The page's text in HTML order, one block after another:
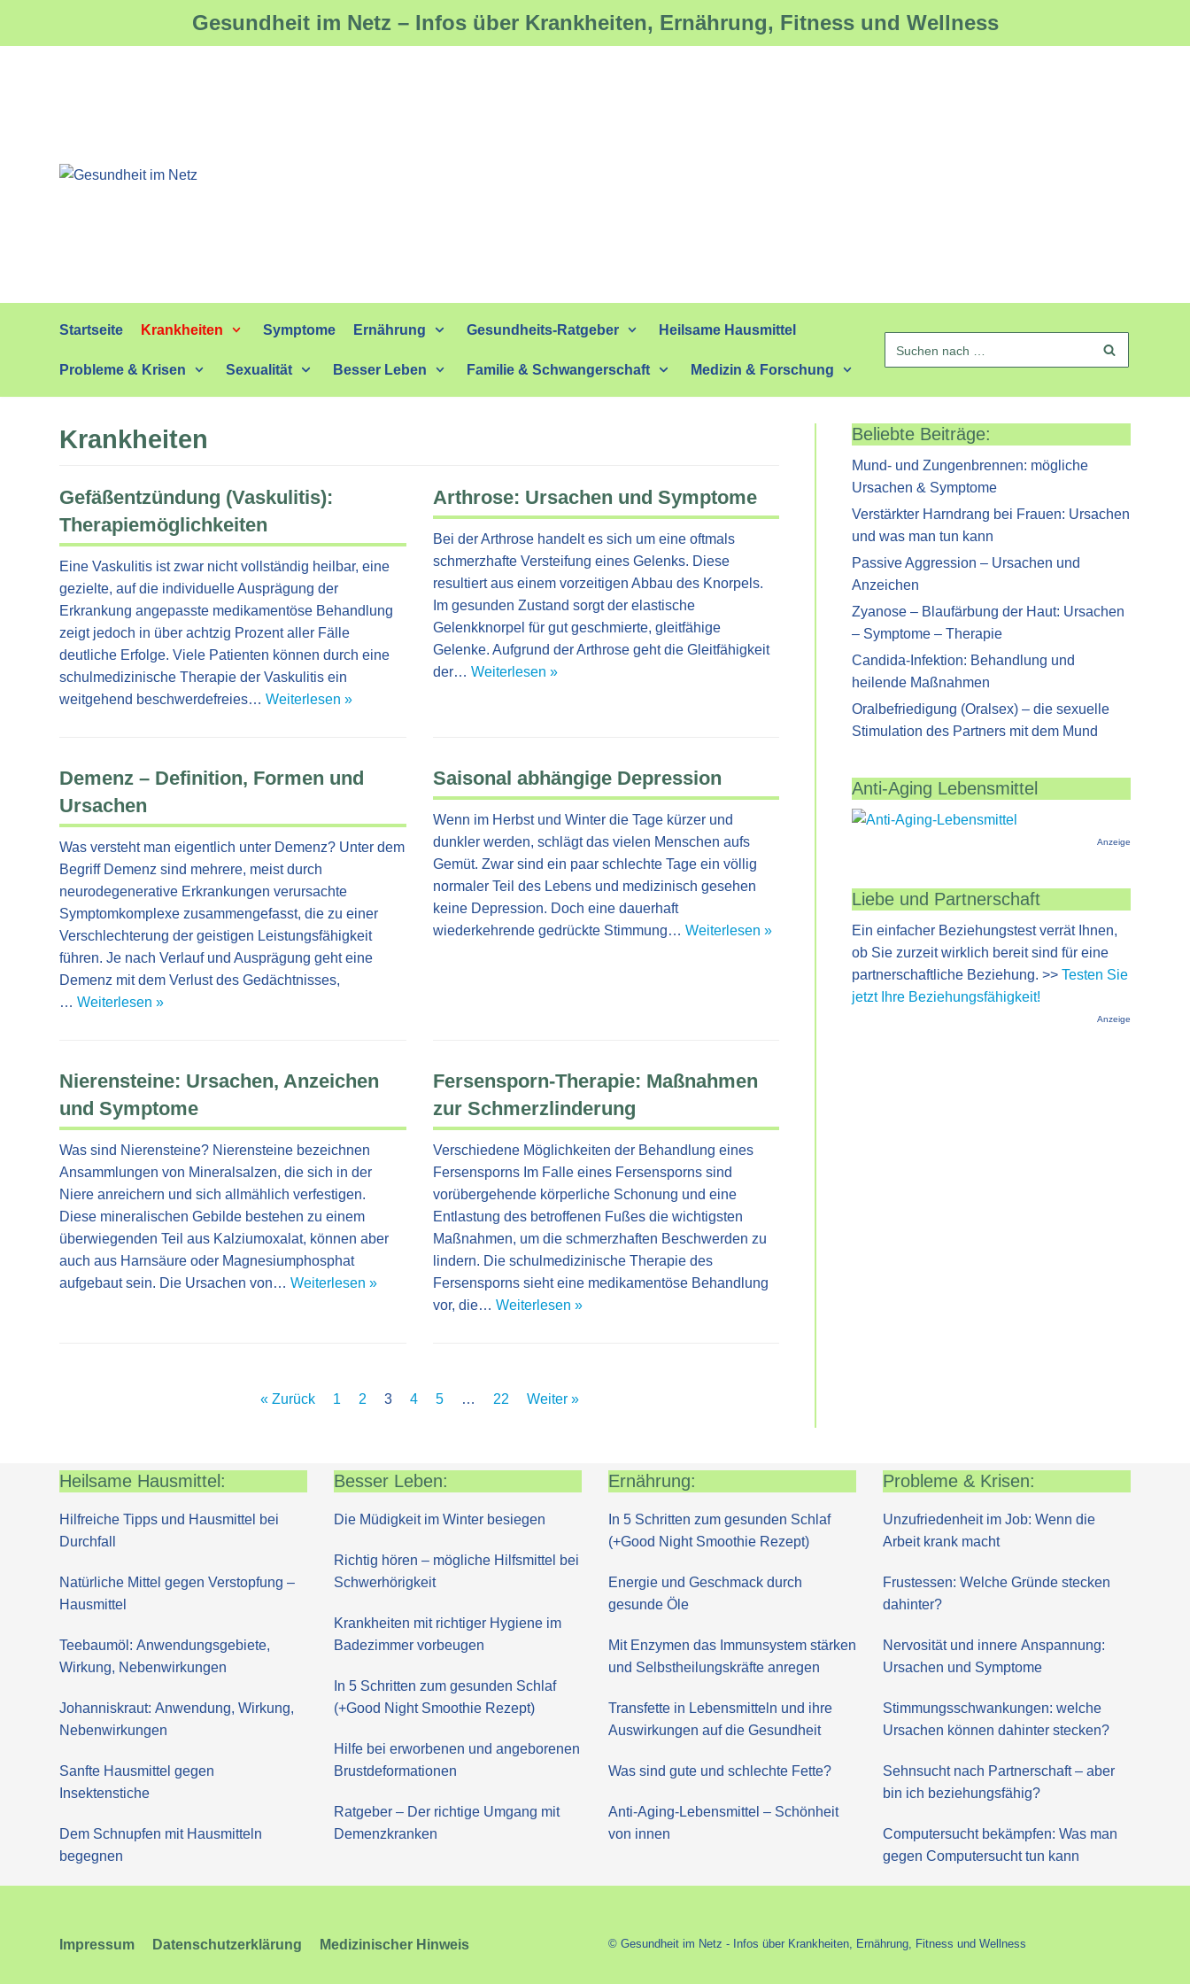
Zum
Gesundheit im Netz – Infos über Krankheiten, Ernährung, Fitness und Wellness
Startseite Krankheiten Symptome Ernährung Gesundheits-Ratgeber Heilsame Hausmittel
Probleme & Krisen Sexualität Besser Leben Familie & Schwangerschaft Medizin & Forschung
Krankheiten
Gefäßentzündung (Vaskulitis):
Therapiemöglichkeiten
Eine Vaskulitis ist zwar nicht vollständig heilbar, eine
gezielte, auf die individuelle Ausprägung der
Erkrankung angepasste medikamentöse Behandlung
zeigt jedoch in über achtzig Prozent aller Fälle
deutliche Erfolge. Viele Patienten können durch eine
schulmedizinische Therapie der Vaskulitis ein
weitgehend beschwerdefreies… Weiterlesen »
Arthrose: Ursachen und Symptome
Bei der Arthrose handelt es sich um eine oftmals
schmerzhafte Versteifung eines Gelenks. Diese
resultiert aus einem vorzeitigen Abbau des Knorpels.
Im gesunden Zustand sorgt der elastische
Gelenkknorpel für gut geschmierte, gleitfähige
Gelenke. Aufgrund der Arthrose geht die Gleitfähigkeit
der… Weiterlesen »
Demenz – Definition, Formen und
Ursachen
Was versteht man eigentlich unter Demenz? Unter dem
Begriff Demenz sind mehrere, meist durch
neurodegenerative Erkrankungen verursachte
Symptomkomplexe zusammengefasst, die zu einer
Verschlechterung der geistigen Leistungsfähigkeit
führen. Je nach Verlauf und Ausprägung geht eine
Demenz mit dem Verlust des Gedächtnisses,
… Weiterlesen »
Saisonal abhängige Depression
Wenn im Herbst und Winter die Tage kürzer und
dunkler werden, schlägt das vielen Menschen aufs
Gemüt. Zwar sind ein paar schlechte Tage ein völlig
normaler Teil des Lebens und medizinisch gesehen
keine Depression. Doch eine dauerhaft
wiederkehrende gedrückte Stimmung… Weiterlesen »
Nierensteine: Ursachen, Anzeichen
und Symptome
Was sind Nierensteine? Nierensteine bezeichnen
Ansammlungen von Mineralsalzen, die sich in der
Niere anreichern und sich allmählich verfestigen.
Diese mineralischen Gebilde bestehen zu einem
überwiegenden Teil aus Kalziumoxalat, können aber
auch aus Harnsäure oder Magnesiumphosphat
aufgebaut sein. Die Ursachen von… Weiterlesen »
Fersensporn-Therapie: Maßnahmen
zur Schmerzlinderung
Verschiedene Möglichkeiten der Behandlung eines
Fersensporns Im Falle eines Fersensporns sind
vorübergehende körperliche Schonung und eine
Entlastung des betroffenen Fußes die wichtigsten
Maßnahmen, um die schmerzhaften Beschwerden zu
lindern. Die schulmedizinische Therapie des
Fersensporns sieht eine medikamentöse Behandlung
vor, die… Weiterlesen »
« Zurück 1 2 3 4 5 … 22 Weiter »
Beliebte Beiträge:
Mund- und Zungenbrennen: mögliche
Ursachen & Symptome
Verstärkter Harndrang bei Frauen: Ursachen
und was man tun kann
Passive Aggression – Ursachen und
Anzeichen
Zyanose – Blaufärbung der Haut: Ursachen
– Symptome – Therapie
Candida-Infektion: Behandlung und
heilende Maßnahmen
Oralbefriedigung (Oralsex) – die sexuelle
Stimulation des Partners mit dem Mund
Anti-Aging Lebensmittel
Anzeige
Liebe und Partnerschaft
Ein einfacher Beziehungstest verrät Ihnen,
ob Sie zurzeit wirklich bereit sind für eine
partnerschaftliche Beziehung. >> Testen Sie
jetzt Ihre Beziehungsfähigkeit!
Anzeige
Heilsame Hausmittel:
Hilfreiche Tipps und Hausmittel bei
Durchfall
Natürliche Mittel gegen Verstopfung –
Hausmittel
Teebaumöl: Anwendungsgebiete,
Wirkung, Nebenwirkungen
Johanniskraut: Anwendung, Wirkung,
Nebenwirkungen
Sanfte Hausmittel gegen
Insektenstiche
Dem Schnupfen mit Hausmitteln
begegnen
Besser Leben:
Die Müdigkeit im Winter besiegen
Richtig hören – mögliche Hilfsmittel bei
Schwerhörigkeit
Krankheiten mit richtiger Hygiene im
Badezimmer vorbeugen
In 5 Schritten zum gesunden Schlaf
(+Good Night Smoothie Rezept)
Hilfe bei erworbenen und angeborenen
Brustdeformationen
Ratgeber – Der richtige Umgang mit
Demenzkranken
Ernährung:
In 5 Schritten zum gesunden Schlaf
(+Good Night Smoothie Rezept)
Energie und Geschmack durch
gesunde Öle
Mit Enzymen das Immunsystem stärken
und Selbstheilungskräfte anregen
Transfette in Lebensmitteln und ihre
Auswirkungen auf die Gesundheit
Was sind gute und schlechte Fette?
Anti-Aging-Lebensmittel – Schönheit
von innen
Probleme & Krisen:
Unzufriedenheit im Job: Wenn die
Arbeit krank macht
Frustessen: Welche Gründe stecken
dahinter?
Nervosität und innere Anspannung:
Ursachen und Symptome
Stimmungsschwankungen: welche
Ursachen können dahinter stecken?
Sehnsucht nach Partnerschaft – aber
bin ich beziehungsfähig?
Computersucht bekämpfen: Was man
gegen Computersucht tun kann
Impressum Datenschutzerklärung Medizinischer Hinweis © Gesundheit im Netz - Infos über Krankheiten, Ernährung, Fitness und Wellness